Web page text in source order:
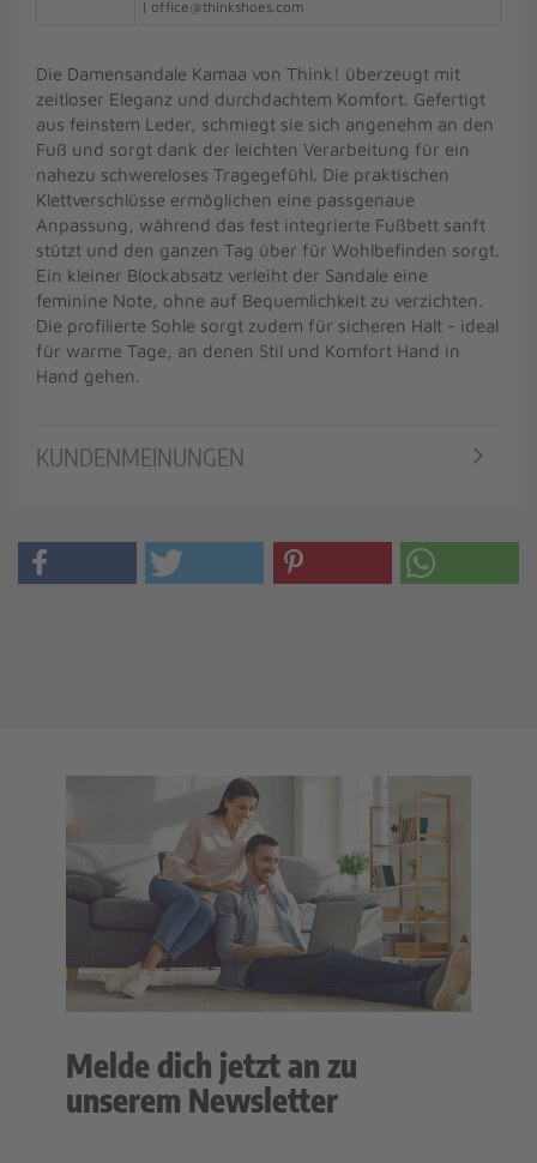
| office@thinkshoes.com
Die Damensandale Kamaa von Think! überzeugt mit
zeitloser Eleganz und durchdachtem Komfort. Gefertigt
aus feinstem Leder, schmiegt sie sich angenehm an den
Fuß und sorgt dank der leichten Verarbeitung für ein
nahezu schwereloses Tragegefühl. Die praktischen
Klettverschlüsse ermöglichen eine passgenaue
Anpassung, während das fest integrierte Fußbett sanft
stützt und den ganzen Tag über für Wohlbefinden sorgt.
Ein kleiner Blockabsatz verleiht der Sandale eine
feminine Note, ohne auf Bequemlichkeit zu verzichten.
Die profilierte Sohle sorgt zudem für sicheren Halt - ideal
für warme Tage, an denen Stil und Komfort Hand in
Hand gehen.
KUNDENMEINUNGEN
Melde dich jetzt an zu
unserem Newsletter